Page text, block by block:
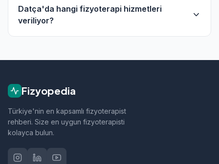
fizyoterapistleri bulabilirsiniz.
telefon veya WhatsApp ile doğrudan iletişime
geçebilirsiniz.
Datça'da hangi fizyoterapi hizmetleri
veriliyor?
Fizyopedia
Türkiye'nin en kapsamlı fizyoterapist
rehberi. Size en uygun fizyoterapisti
kolayca bulun.